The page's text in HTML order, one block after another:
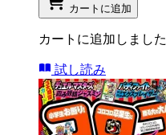
カートに追加
カートに追加しました
試し読み